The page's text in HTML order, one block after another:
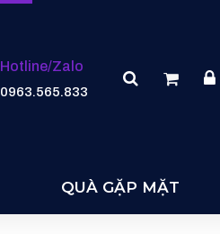
Hotline/Zalo
0963.565.833
QUÀ GẶP MẶT